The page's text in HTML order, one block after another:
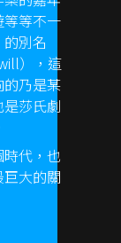
等不一
別名
），這
乃是某
莎氏劇
時代，也
大的關